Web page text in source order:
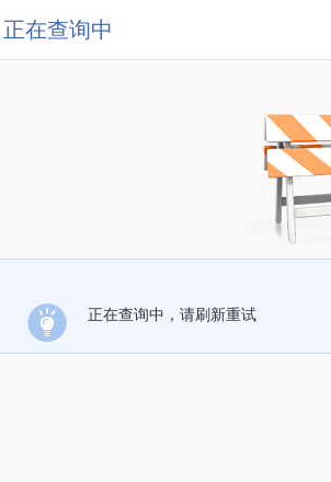
正在查询中
正在查询中，请刷新重试